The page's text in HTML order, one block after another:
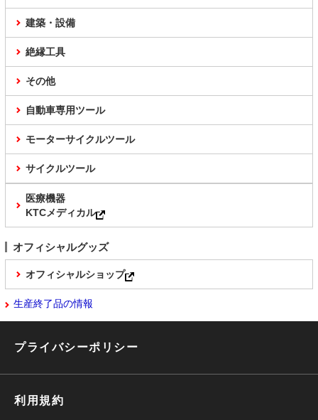
建築・設備
絶縁工具
その他
自動車専用ツール
モーターサイクルツール
サイクルツール
医療機器
KTCメディカル
オフィシャルグッズ
オフィシャルショップ
生産終了品の情報
プライバシーポリシー
利用規約